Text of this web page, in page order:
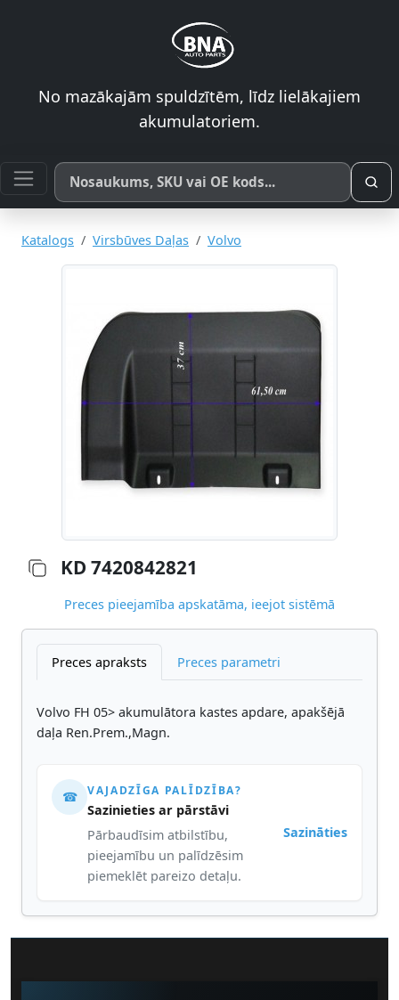
No mazākajām spuldzītēm, līdz lielākajiem
akumulatoriem.
Meklēt pēc produkta nosaukuma, SKU vai OE koda
Katalogs Virsbūves Daļas Volvo
KD 7420842821
Preces pieejamība apskatāma, ieejot sistēmā
Preces apraksts Preces parametri
Volvo FH 05> akumulātora kastes apdare, apakšējā
daļa Ren.Prem.,Magn.
☎ VAJADZĪGA PALĪDZĪBA?
Sazinieties ar pārstāvi
Pārbaudīsim atbilstību,
pieejamību un palīdzēsim
piemeklēt pareizo detaļu.
Sazināties